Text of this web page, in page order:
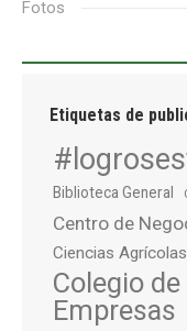
Fotos
Etiquetas de
Biblioteca General
Centro de
Ciencias Agrícolas
Colegio
Empresas